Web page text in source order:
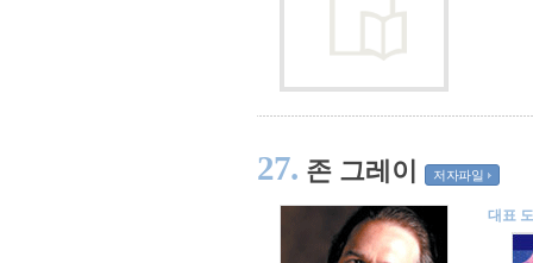
27. 존 그레이 저자파일
대표